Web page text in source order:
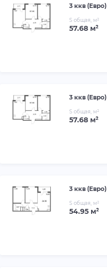
3 ккв (Евро)
S общая, м²
57.68 м²
3 ккв (Евро)
S общая, м²
57.68 м²
3 ккв (Евро)
S общая, м²
54.95 м²